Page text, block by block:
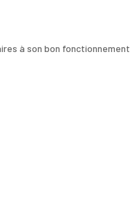
à son bon fonctionnement.